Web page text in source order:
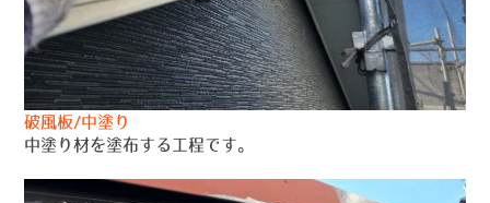
破風板/中塗り
中塗り材を塗布する工程です。